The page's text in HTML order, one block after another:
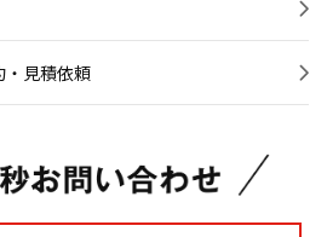
・見積依頼